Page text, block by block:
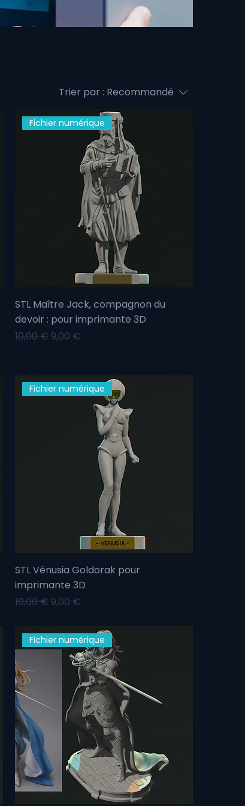
Trier par : Recommandé
Fichier numérique
STL Maître Jack, compagnon du
devoir : pour imprimante 3D
Prix original
10,00 € Prix promotionnel
9,00 €
Fichier numérique
STL Vénusia Goldorak pour
imprimante 3D
Prix original
10,00 € Prix promotionnel
9,00 €
Fichier numérique